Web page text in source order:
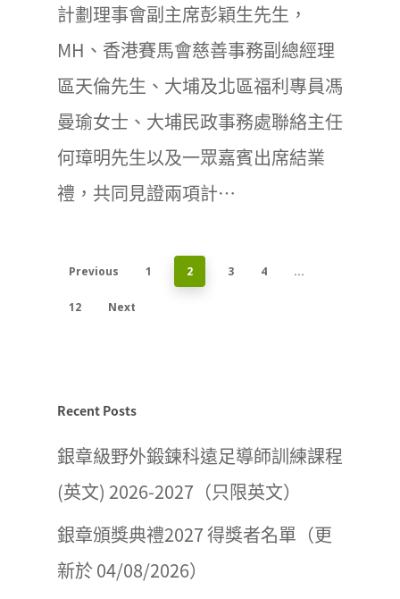
計劃理事會副主席彭穎生先生，
MH、香港賽馬會慈善事務副總經理
區天倫先生、大埔及北區福利專員馮
曼瑜女士、大埔民政事務處聯絡主任
何璋明先生以及一眾嘉賓出席結業
禮，共同見證兩項計…
Previous 1 2 3 4 ...
12 Next
Recent Posts
銀章級野外鍛鍊科遠足導師訓練課程
(英文) 2026-2027（只限英文）
銀章頒獎典禮2027 得獎者名單（更
新於 04/08/2026）